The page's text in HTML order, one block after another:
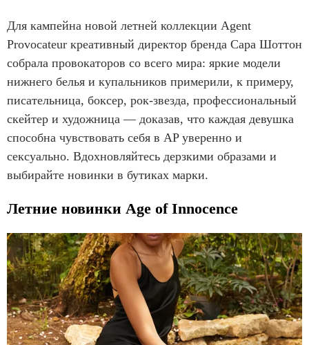
Для кампейна новой летней коллекции Agent
Provocateur креативный директор бренда Сара Шоттон
собрала провокаторов со всего мира: яркие модели
нижнего белья и купальников примерили, к примеру,
писательница, боксер, рок-звезда, профессиональный
скейтер и художница — доказав, что каждая девушка
способна чувствовать себя в AP уверенно и
сексуально. Вдохновляйтесь дерзкими образами и
выбирайте новинки в бутиках марки.
Летние новинки Age of Innocence